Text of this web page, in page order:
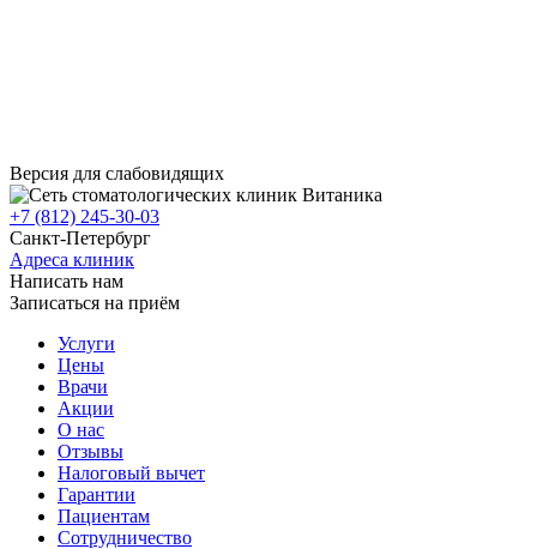
Версия для слабовидящих
+7 (812) 245-30-03
Санкт-Петербург
Адреса клиник
Написать нам
Записаться на приём
Услуги
Цены
Врачи
Акции
О нас
Отзывы
Налоговый вычет
Гарантии
Пациентам
Сотрудничество